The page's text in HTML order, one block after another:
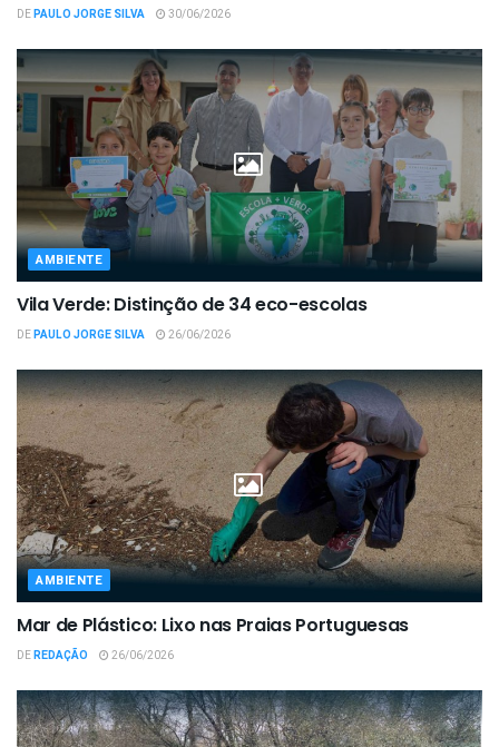
DEPAULO JORGE SILVA 30/06/2026
AMBIENTE
Vila Verde: Distinção de 34 eco-escolas
DEPAULO JORGE SILVA 26/06/2026
AMBIENTE
Mar de Plástico: Lixo nas Praias Portuguesas
DEREDAÇÃO 26/06/2026